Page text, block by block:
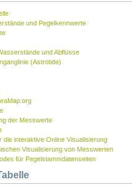
und Pegelkennwerte
und Abflüsse
(Astrotide)
der Messwerte
die interaktive Online Visualisierung
Visualisierung von Messwerten
für Pegelstammdatenseiten